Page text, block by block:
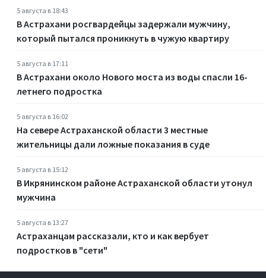
5 августа в 18:43
В Астрахани росгвардейцы задержали мужчину,
который пытался проникнуть в чужую квартиру
5 августа в 17:11
В Астрахани около Нового моста из воды спасли 16-
летнего подростка
5 августа в 16:02
На севере Астраханской области 3 местные
жительницы дали ложные показания в суде
5 августа в 15:12
В Икрянинском районе Астраханской области утонул
мужчина
5 августа в 13:27
Астраханцам рассказали, кто и как вербует
подростков в "сети"